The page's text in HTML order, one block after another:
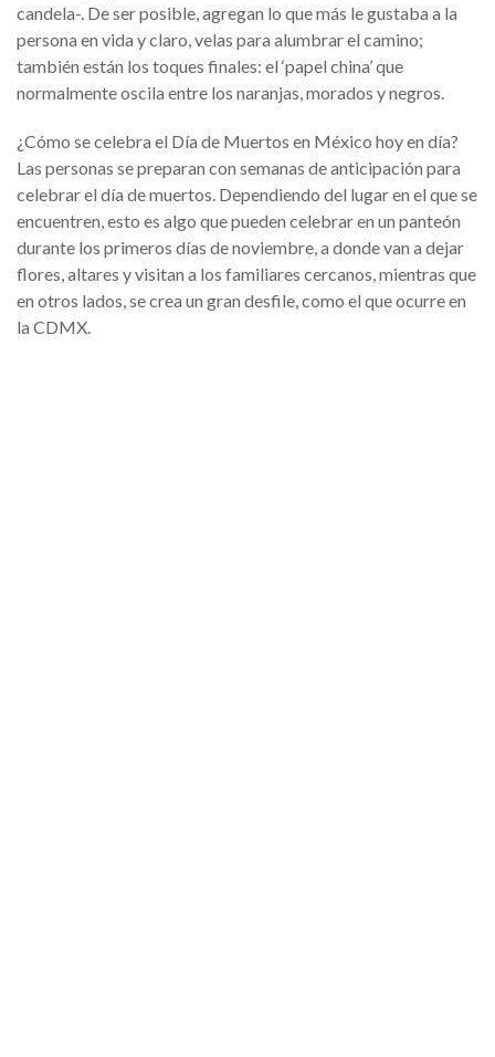
candela-. De ser posible, agregan lo que más le gustaba a la
persona en vida y claro, velas para alumbrar el camino;
también están los toques finales: el ‘papel china’ que
normalmente oscila entre los naranjas, morados y negros.
¿Cómo se celebra el Día de Muertos en México hoy en día?
Las personas se preparan con semanas de anticipación para
celebrar el día de muertos. Dependiendo del lugar en el que se
encuentren, esto es algo que pueden celebrar en un panteón
durante los primeros días de noviembre, a donde van a dejar
flores, altares y visitan a los familiares cercanos, mientras que
en otros lados, se crea un gran desfile, como el que ocurre en
la CDMX.